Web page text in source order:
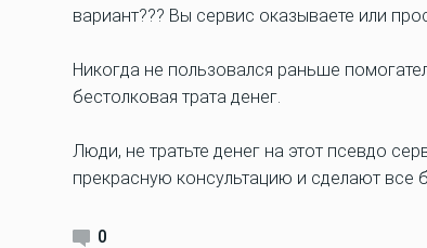
вариант??? Вы сервис оказываете или
Никогда не пользовался раньше
бестолковая трата денег.
Люди, не тратьте денег на этот псевдо
прекрасную консультацию и сделают все
0